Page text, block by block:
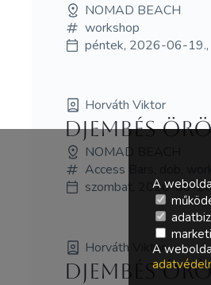
NOMAD BEACH
workshop
péntek, 2026-06-
Horváth Viktor
Djembés
NOMAD BEACH
Access Bars, dob,
szombat, 2026-06-
Horváth Viktor
Djembés
A
A